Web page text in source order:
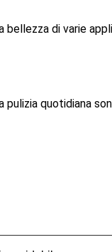
di varie
quotidiana